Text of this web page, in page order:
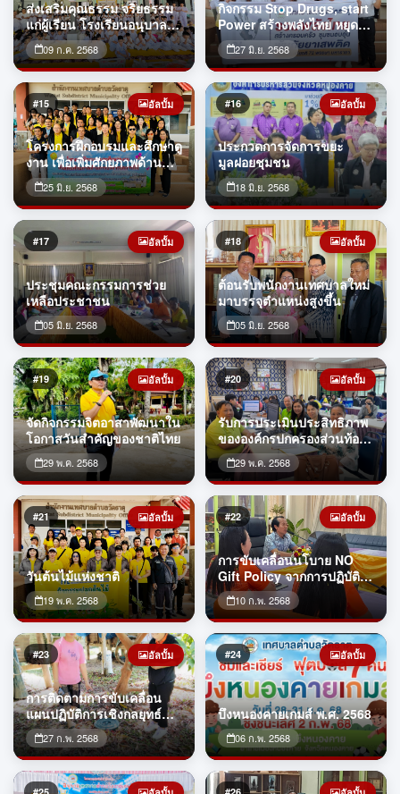
ส่งเสริมคุณธรรม จริยธรรม
แก่ผู้เรียน โรงเรียนอนุบาล
เทศบาลตำบลวัดธาตุ
09 ก.ค. 2568
กิจกรรม Stop Drugs, start
Power สร้างพลังไทย หยุดยา
เสพติด27 มิ.ย. 2568
#15 อัลบั้ม
โครงการฝึกอบรมและศึกษาดู
งาน เพื่อเพิ่มศักยภาพด้าน
การบริหารจัดการที่ดีของ
องค์การบริหารส่วนตำบล
กำแพงแสน
25 มิ.ย. 2568
#16 อัลบั้ม
ประกวดการจัดการขยะ
มูลฝอยชุมชน
18 มิ.ย. 2568
#17 อัลบั้ม
ประชุมคณะกรรมการช่วย
เหลือประชาชน
05 มิ.ย. 2568
#18 อัลบั้ม
ต้อนรับพนักงานเทศบาลใหม่
มาบรรจุตำแหน่งสูงขึ้น
05 มิ.ย. 2568
#19 อัลบั้ม
จัดกิจกรรมจิตอาสาพัฒนาใน
โอกาสวันสำคัญของชาติไทย
29 พ.ค. 2568
#20 อัลบั้ม
รับการประเมินประสิทธิภาพ
ขององค์กรปกครองส่วนท้อง
ถิ่น ประจำปี 2568
29 พ.ค. 2568
#21 อัลบั้ม
วันต้นไม้แห่งชาติ
19 พ.ค. 2568
#22 อัลบั้ม
การขับเคลื่อนนโบาย NO
Gift Policy จากการปฏิบัติ
หน้าที่10 ก.พ. 2568
#23 อัลบั้ม
การติดตามการขับเคลื่อน
แผนปฏิบัติการเชิงกลยุทธ์
แนวใหม่ RE-X-RAY ตาม
โครงการถังขยะเปียก ลดโลก
ร้อน ปี 2568
27 ก.พ. 2568
#24 อัลบั้ม
บึงหนองคายเกมส์ พ.ศ. 2568
06 ก.พ. 2568